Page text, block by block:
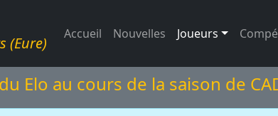
(Eure) Accueil Nouvelles Joueurs (page
Elo au cours de la saison de